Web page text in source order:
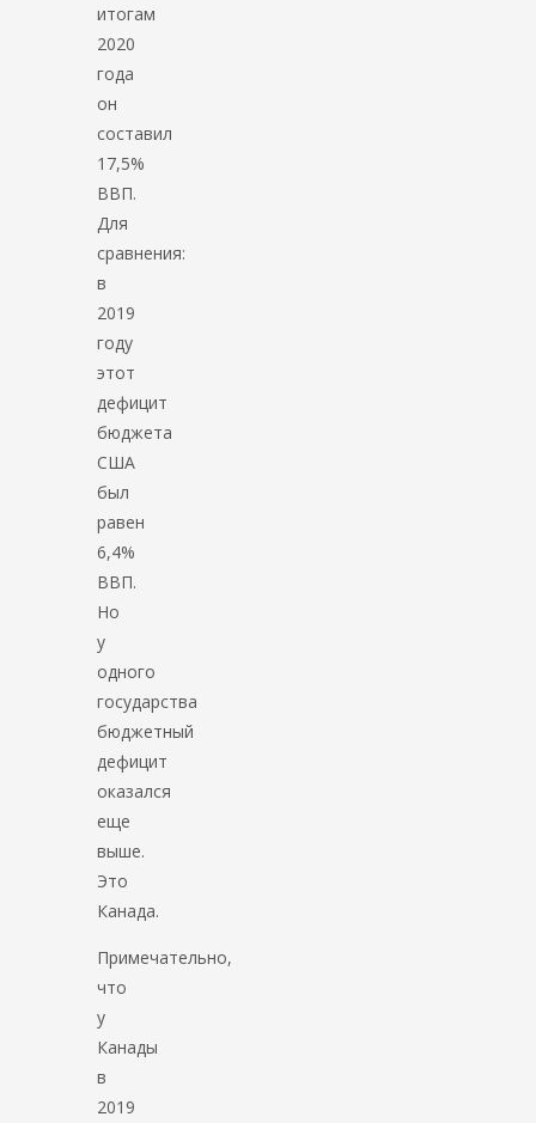
итогам
2020
года
он
составил
17,5%
ВВП.
Для
сравнения:
в
2019
году
этот
дефицит
бюджета
США
был
равен
6,4%
ВВП.
Но
у
одного
государства
бюджетный
дефицит
оказался
еще
выше.
Это
Канада.
Примечательно,
что
у
Канады
в
2019